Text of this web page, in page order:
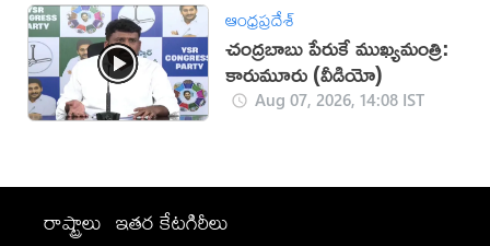
ఆంధ్రప్రదేశ్
చంద్రబాబు పేరుకే ముఖ్యమంత్రి:
కారుమూరు (వీడియో)
Aug 07, 2026, 14:08 IST
రాష్ట్రాలు ఇతర కేటగిరీలు